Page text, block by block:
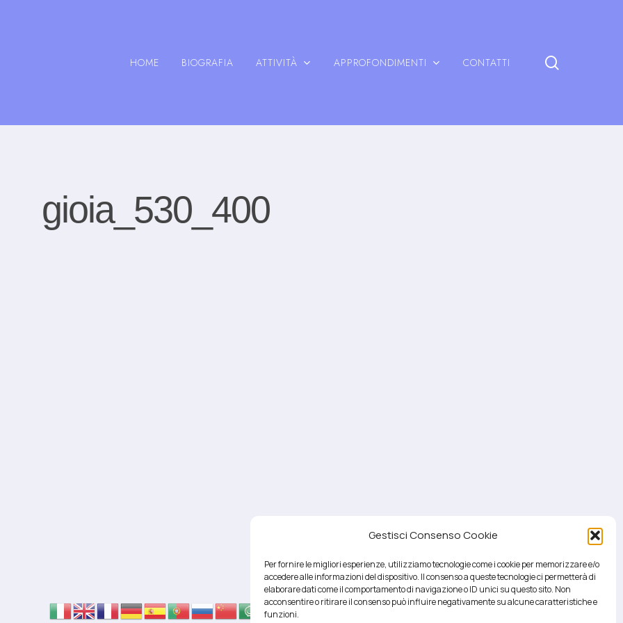
Gestisci Consenso Cookie
Per fornire le migliori esperienze, utilizziamo tecnologie come i cookie per memorizzare e/o
accedere alle informazioni del dispositivo. Il consenso a queste tecnologie ci permetterà di
elaborare dati come il comportamento di navigazione o ID unici su questo sito. Non
acconsentire o ritirare il consenso può influire negativamente su alcune caratteristiche e
funzioni.
HOME BIOGRAFIA ATTIVITÀ APPROFONDIMENTI CONTATTI
gioia_530_400